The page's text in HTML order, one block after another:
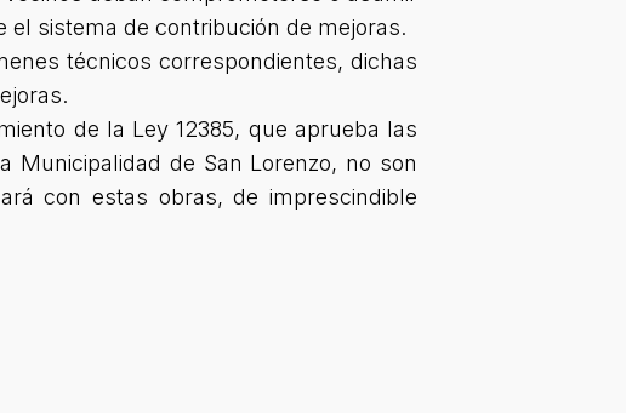
el sistema de contribución de mejoras.
técnicos correspondientes, dichas
de la Ley 12385, que aprueba las
Municipalidad de San Lorenzo, no son
con estas obras, de imprescindible